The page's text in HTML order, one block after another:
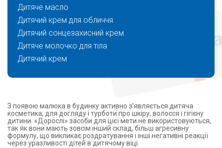
Дитяче масло
Дитячий крем для обличчя
Дитячий сонцезахисний крем
Дитяче молочко для тіла
Дитячий крем
З появою малюка в будинку активно з'являється дитяча
косметика, для догляду і турботи про шкіру, волосся і гігієну
дитини. «Дорослі» засоби для цієї мети не використовуються,
так як вони мають зовсім інший склад, більш агресивну
формулу, що викликає роздратування і інші негативні реакції
через уразливості дітей в дитячому віці.